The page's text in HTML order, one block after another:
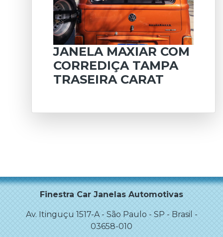
JANELA MAXIAR COM
CORREDIÇA TAMPA
TRASEIRA CARAT
Finestra Car Janelas Automotivas
Av. Itinguçu 1517-A-São Paulo-SP - Brasil-
03658-010